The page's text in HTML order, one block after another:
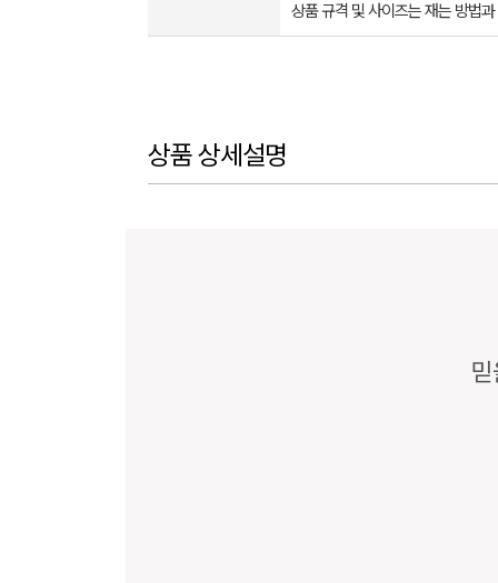
상품 규격 및 사이즈는 재는 방법
상품 상세설명